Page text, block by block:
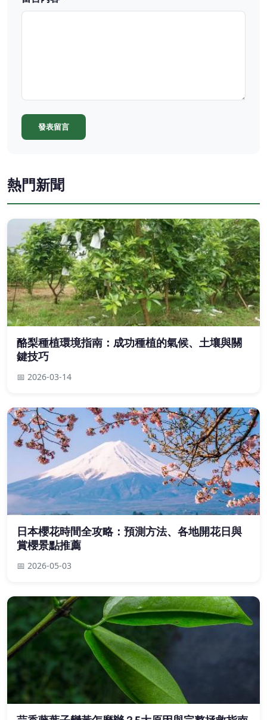
發表留言
熱門新聞
酪梨種植環境指南：成功種植的氣候、土壤與關
鍵技巧
📅 2026-03-14
日本櫻花時間全攻略：預測方法、各地開花日與
賞櫻景點推薦
📅 2026-05-03